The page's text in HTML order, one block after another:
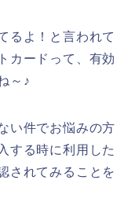
るよ！と言われて
カードって、有効
～♪
い件でお悩みの方
する時に利用した
されてみることを